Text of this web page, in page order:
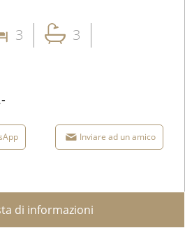
3 3
Inviare ad un amico
di informazioni